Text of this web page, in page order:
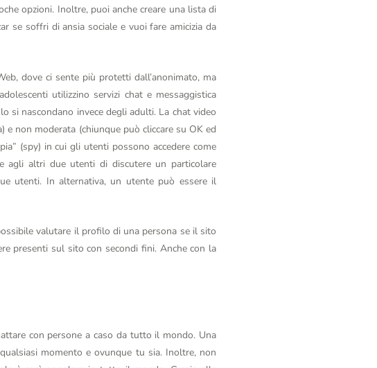
opzioni. Inoltre, puoi anche creare una lista di
se soffri di ansia sociale e vuoi fare amicizia da
dove ci sente più protetti dall’anonimato, ma
utilizzino servizi chat e messaggistica
si nascondano invece degli adulti. La chat video
non moderata (chiunque può cliccare su OK ed
(spy) in cui gli utenti possono accedere come
agli altri due utenti di discutere un particolare
utenti. In alternativa, un utente può essere il
valutare il profilo di una persona se il sito
presenti sul sito con secondi fini. Anche con la
con persone a caso da tutto il mondo. Una
momento e ovunque tu sia. Inoltre, non